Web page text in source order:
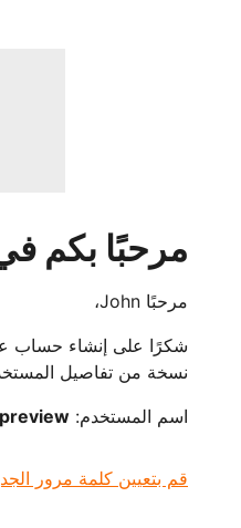
مرحبًا بكم
مرحبًا John،
شكرًا على إنشاء حساب
نسخة من تفاصيل
اسم المستخدم:
قم بتعيين كلمة مرور